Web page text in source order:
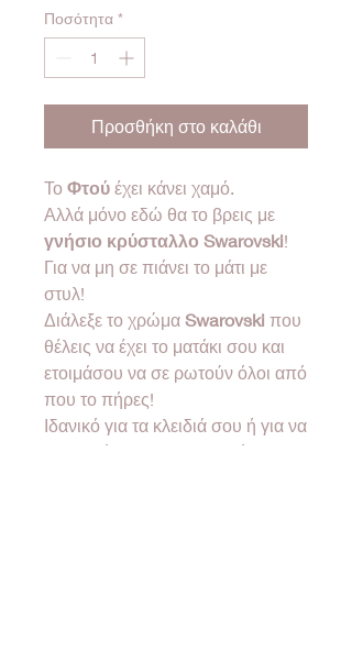
Ποσότητα *
Προσθήκη στο καλάθι
Το Φτού έχει κάνει χαμό.
Αλλά μόνο εδώ θα το βρεις με
γνήσιο κρύσταλλο Swarovski!
Για να μη σε πιάνει το μάτι με
στυλ!
Διάλεξε το χρώμα Swarovski που
θέλεις να έχει το ματάκι σου και
ετοιμάσου να σε ρωτούν όλοι από
που το πήρες!
Ιδανικό για τα κλειδιά σου ή για να
το κρεμάσεις σαν αξεσουάρ στην